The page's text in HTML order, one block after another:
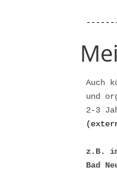
Auch
und
2-3
z.B.
Bad